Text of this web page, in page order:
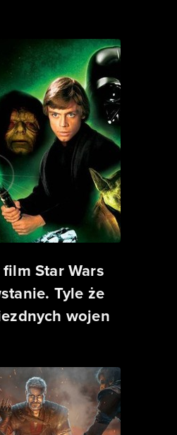
Star Wars
Tyle że
wojen